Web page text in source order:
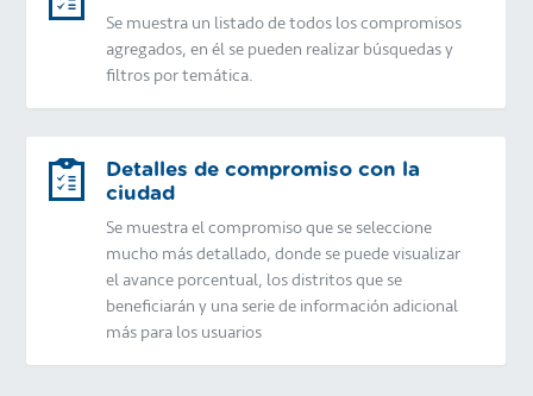
Se muestra un listado de todos los compromisos
agregados, en él se pueden realizar búsquedas y
filtros por temática.
Detalles de compromiso con la
ciudad
Se muestra el compromiso que se seleccione
mucho más detallado, donde se puede visualizar
el avance porcentual, los distritos que se
beneficiarán y una serie de información adicional
más para los usuarios